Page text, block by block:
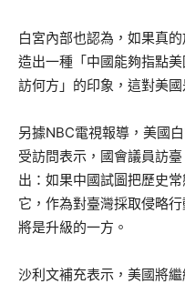
白宮內部也認為，如果真
造出一種「中國能夠指點
訪何方」的印象，這對美
另據NBC電視報導，美國
受訪問表示，國會議員訪
出：如果中國試圖把歷史
它，作為對臺灣採取侵略
將是升級的一方。
沙利文補充表示，美國將